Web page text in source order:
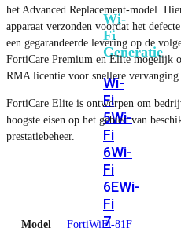
Wi-
Fi
Generatie
Wi-
Fi
5Wi-
Fi
6Wi-
Fi
6EWi-
Fi
7
het Advanced Replacement-model.
apparaat verzonden voordat het
een gegarandeerde levering op de
FortiCare Premium en Elite mogelijk
RMA licentie voor snellere vervanging
FortiCare Elite is ontworpen om
hoogste eisen op het gebied van
prestatiebeheer.
Model FortiWiFi-81F